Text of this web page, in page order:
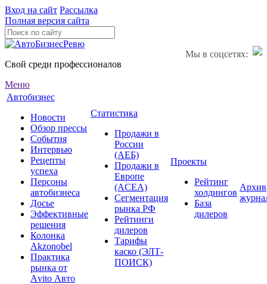
Вход на сайт Рассылка
Полная версия сайта
Мы в соцсетях:
Свой среди профессионалов
Меню
Автобизнес
Новости
Обзор прессы
События
Интервью
Рецепты
успеха
Персоны
автобизнеса
Досье
Эффективные
решения
Колонка
Akzonobel
Практика
рынка от
Аvito Авто
Статистика
Продажи в
России
(АЕБ)
Продажи в
Европе
(ACEA)
Сегментация
рынка РФ
Рейтинги
дилеров
Тарифы
каско (ЭЛТ-
ПОИСК)
Проекты
Рейтинг
холдингов
База
дилеров
Архив